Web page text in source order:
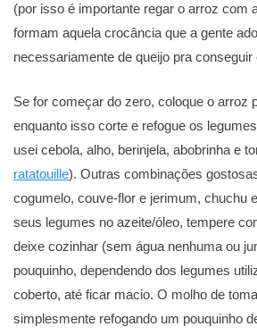
(por isso é importante regar o arroz com
formam aquela crocância que a gente
necessariamente de queijo pra
Se for começar do zero, coloque o arroz
enquanto isso corte e refogue os
usei cebola, alho, berinjela, abobrinha e
ratatouille). Outras combinações
cogumelo, couve-flor e jerimum, chuchu
seus legumes no azeite/óleo, tempere
deixe cozinhar (sem água nenhuma ou
pouquinho, dependendo dos legumes
coberto, até ficar macio. O molho de
simplesmente refogando um pouquinho